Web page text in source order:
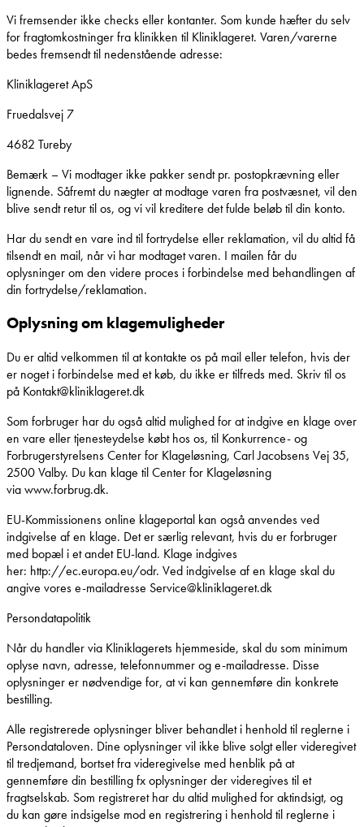
Vi fremsender ikke checks eller kontanter. Som kunde hæfter du selv
for fragtomkostninger fra klinikken til Kliniklageret. Varen/varerne
bedes fremsendt til nedenstående adresse:
Kliniklageret ApS
Fruedalsvej 7
4682 Tureby
Bemærk – Vi modtager ikke pakker sendt pr. postopkrævning eller
lignende. Såfremt du nægter at modtage varen fra postvæsnet, vil den
blive sendt retur til os, og vi vil kreditere det fulde beløb til din konto.
Har du sendt en vare ind til fortrydelse eller reklamation, vil du altid få
tilsendt en mail, når vi har modtaget varen. I mailen får du
oplysninger om den videre proces i forbindelse med behandlingen af
din fortrydelse/reklamation.
Oplysning om klagemuligheder
Du er altid velkommen til at kontakte os på mail eller telefon, hvis der
er noget i forbindelse med et køb, du ikke er tilfreds med. Skriv til os
på Kontakt@kliniklageret.dk
Som forbruger har du også altid mulighed for at indgive en klage over
en vare eller tjenesteydelse købt hos os, til Konkurrence- og
Forbrugerstyrelsens Center for Klageløsning, Carl Jacobsens Vej 35,
2500 Valby. Du kan klage til Center for Klageløsning
via www.forbrug.dk.
EU-Kommissionens online klageportal kan også anvendes ved
indgivelse af en klage. Det er særlig relevant, hvis du er forbruger
med bopæl i et andet EU-land. Klage indgives
her: http://ec.europa.eu/odr. Ved indgivelse af en klage skal du
angive vores e-mailadresse Service@kliniklageret.dk
Persondatapolitik
Når du handler via Kliniklagerets hjemmeside, skal du som minimum
oplyse navn, adresse, telefonnummer og e-mailadresse. Disse
oplysninger er nødvendige for, at vi kan gennemføre din konkrete
bestilling.
Alle registrerede oplysninger bliver behandlet i henhold til reglerne i
Persondataloven. Dine oplysninger vil ikke blive solgt eller videregivet
til tredjemand, bortset fra videregivelse med henblik på at
gennemføre din bestilling fx oplysninger der videregives til et
fragtselskab. Som registreret har du altid mulighed for aktindsigt, og
du kan gøre indsigelse mod en registrering i henhold til reglerne i